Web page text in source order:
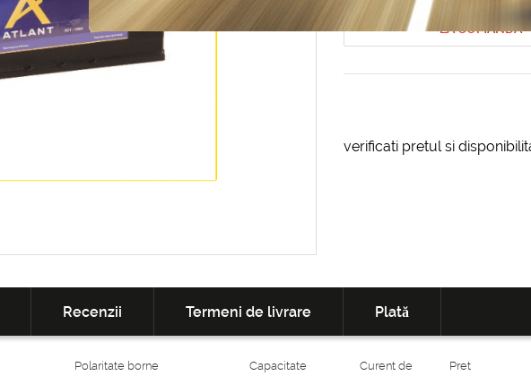
LA COMANDA
verificati pretul si
Recenzii Termeni de livrare Plată
Polaritate borne Capacitate
Curent de
Pret